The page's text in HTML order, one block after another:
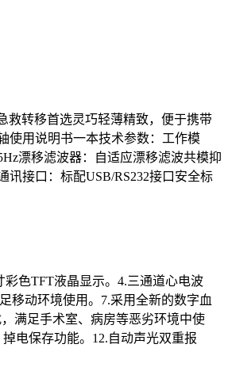
救转移首选灵巧轻薄精致，便于携带
使用说明书一本技术参数：工作模
漂移滤波器：自适应漂移滤波共模抑
讯接口：标配USB/RS232接口安全标
色TFT液晶显示。4.三通道心电波
移动环境使用。7.采用全新的数字血
满足手术室、病房等恶劣环境中使
电保存功能。12.自动声光双重报